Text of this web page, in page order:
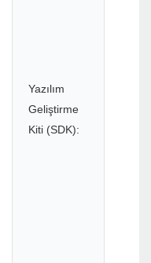
Yazılım
Geliştirme
Kiti (SDK):